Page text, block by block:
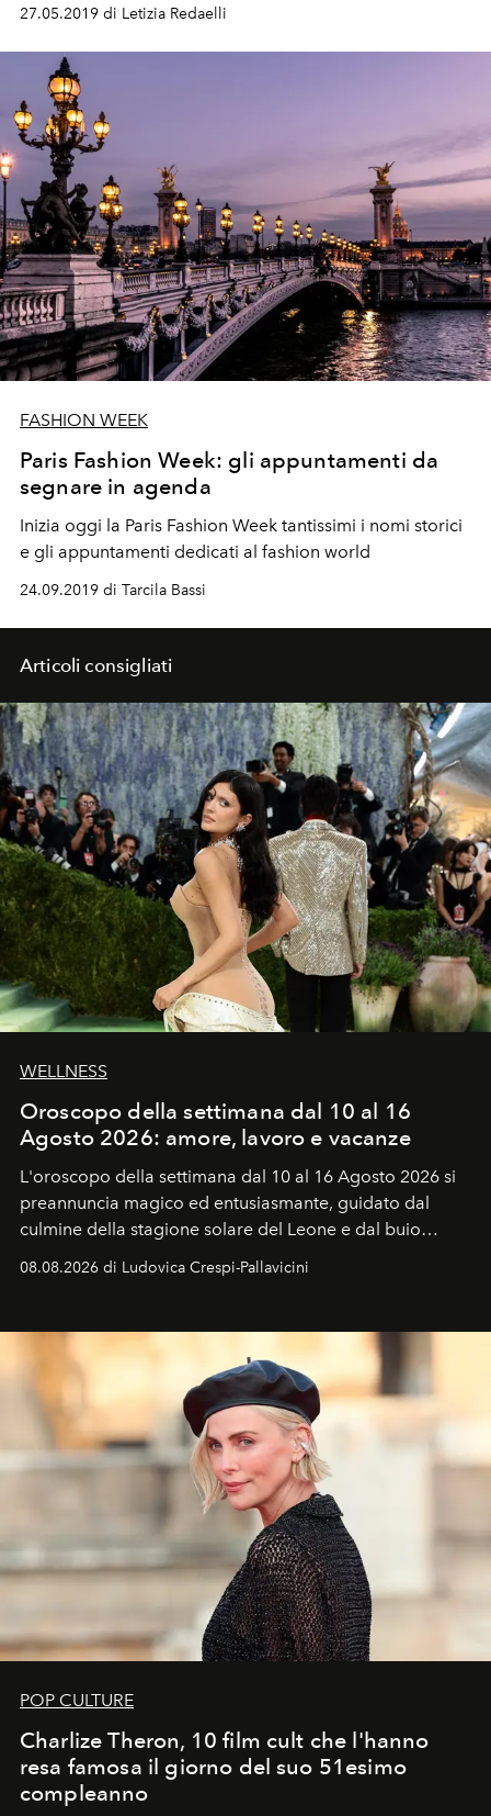
27.05.2019 di Letizia Redaelli
FASHION WEEK
Paris Fashion Week: gli appuntamenti da
segnare in agenda
Inizia oggi la Paris Fashion Week tantissimi i nomi storici
e gli appuntamenti dedicati al fashion world
24.09.2019 di Tarcila Bassi
Articoli consigliati
WELLNESS
Oroscopo della settimana dal 10 al 16
Agosto 2026: amore, lavoro e vacanze
L'oroscopo della settimana dal 10 al 16 Agosto 2026 si
preannuncia magico ed entusiasmante, guidato dal
culmine della stagione solare del Leone e dal buio
favorevole della Luna nuova in Leone del 12 agosto,
ideale per la notte delle Perseidi.
08.08.2026 di Ludovica Crespi-Pallavicini
POP CULTURE
Charlize Theron, 10 film cult che l'hanno
resa famosa il giorno del suo 51esimo
compleanno